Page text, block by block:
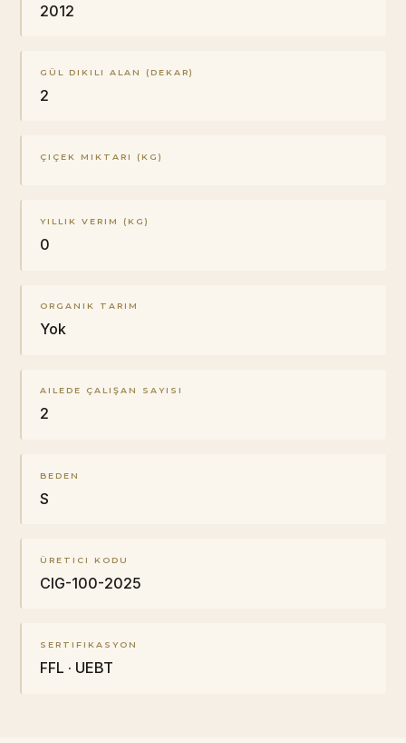
2012
GÜL DIKILI ALAN (DEKAR)
2
ÇIÇEK MIKTARI (KG)
YILLIK VERIM (KG)
0
ORGANIK TARIM
Yok
AILEDE ÇALIŞAN SAYISI
2
BEDEN
S
ÜRETICI KODU
CIG-100-2025
SERTIFIKASYON
FFL · UEBT